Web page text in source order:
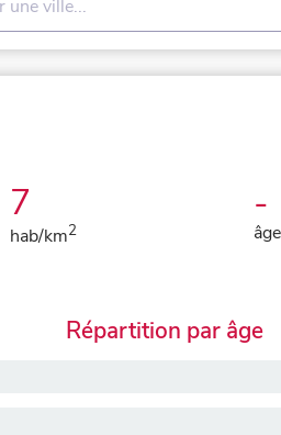
7
hab/km2
-
Répartition par âge